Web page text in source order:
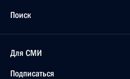
Поиск
Для СМИ
Подписаться